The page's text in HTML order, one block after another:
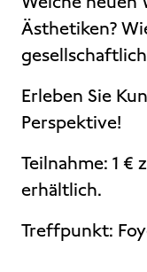
Ästhetiken?
Erleben Sie
Perspektive!
Teilnahme: 1 €
erhältlich.
Treffpunkt: